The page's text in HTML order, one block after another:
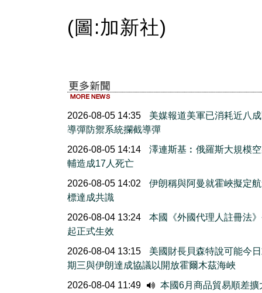
(圖:加新社)
2026-08-05 14:35
美媒報道美軍已消耗近八
導彈防禦系統攔截導彈
2026-08-05 14:14
澤連斯基︰俄羅斯大規模
輔造成17人死亡
2026-08-05 14:02
伊朗稱與阿曼就霍峽擬定
標達成共識
2026-08-04 13:24
本國《外國代理人註冊法
起正式生效
2026-08-04 13:15
美國財長貝森特說可能今
期三與伊朗達成協議以開放霍爾木茲海峽
2026-08-04 11:49
本國6月商品貿易順差擴